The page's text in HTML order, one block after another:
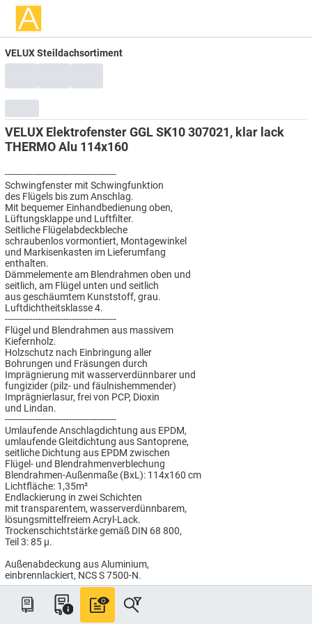
VELUX Steildachsortiment
VELUX Elektrofenster GGL SK10 307021, klar lack
THERMO Alu 114x160
----------------------------------------
Schwingfenster mit Schwingfunktion
des Flügels bis zum Anschlag.
Mit bequemer Einhandbedienung oben,
Lüftungsklappe und Luftfilter.
Seitliche Flügelabdeckbleche
schraubenlos vormontiert, Montagewinkel
und Markisenkasten im Lieferumfang
enthalten.
Dämmelemente am Blendrahmen oben und
seitlich, am Flügel unten und seitlich
aus geschäumtem Kunststoff, grau.
Luftdichtheitsklasse 4.
----------------------------------------
Flügel und Blendrahmen aus massivem
Kiefernholz.
Holzschutz nach Einbringung aller
Bohrungen und Fräsungen durch
Imprägnierung mit wasserverdünnbarer und
fungizider (pilz- und fäulnishemmender)
Imprägnierlasur, frei von PCP, Dioxin
und Lindan.
----------------------------------------
Umlaufende Anschlagdichtung aus EPDM,
umlaufende Gleitdichtung aus Santoprene,
seitliche Dichtung aus EPDM zwischen
Flügel- und Blendrahmenverblechung
Blendrahmen-Außenmaße (BxL): 114x160 cm
Lichtfläche: 1,35m²
Endlackierung in zwei Schichten
mit transparentem, wasserverdünnbarem,
lösungsmittelfreiem Acryl-Lack.
Trockenschichtstärke gemäß DIN 68 800,
Teil 3: 85 µ.
Außenabdeckung aus Aluminium,
einbrennlackiert, NCS S 7500-N.
----------------------------------------
THERMO Verglasung mit
sehr guten technischen Werten:
Wärmedurchgangswert Uw = 1,3 W/(m²K),